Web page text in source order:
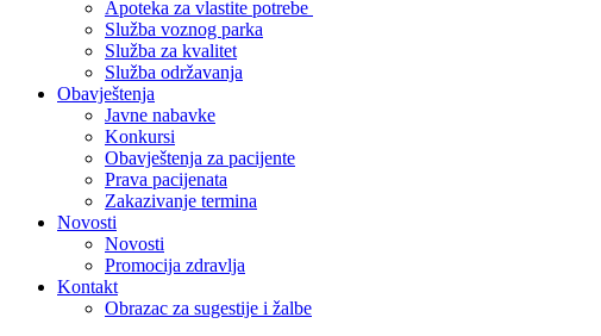
Apoteka za vlastite potrebe
Služba voznog parka
Služba za kvalitet
Služba održavanja
Obavještenja
Javne nabavke
Konkursi
Obavještenja za pacijente
Prava pacijenata
Zakazivanje termina
Novosti
Novosti
Promocija zdravlja
Kontakt
Obrazac za sugestije i žalbe